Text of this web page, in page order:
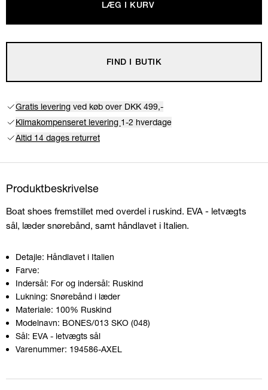
LÆG I KURV
FIND I BUTIK
Gratis levering ved køb over DKK 499,-
Klimakompenseret levering 1-2 hverdage
Altid 14 dages returret
Produktbeskrivelse
Boat shoes fremstillet med overdel i ruskind. EVA - letvægts
sål, læder snørebånd, samt håndlavet i Italien.
Detajle: Håndlavet i Italien
Farve:
Indersål: For og indersål: Ruskind
Lukning: Snørebånd i læder
Materiale: 100% Ruskind
Modelnavn: BONES/013 SKO (048)
Sål: EVA - letvægts sål
Varenummer: 194586-AXEL